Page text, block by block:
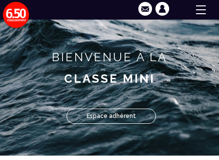
BIENVENUE À LA
CLASSE MINI
Espace adhérent